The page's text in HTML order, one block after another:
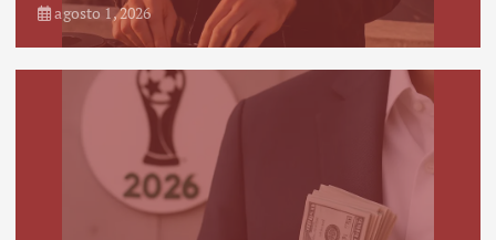
agosto 1, 2026